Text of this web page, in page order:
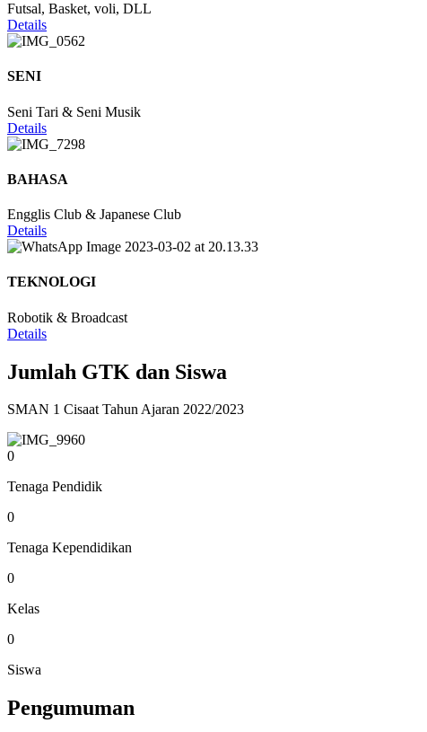
Futsal, Basket, voli, DLL
Details
SENI
Seni Tari & Seni Musik
Details
BAHASA
Engglis Club & Japanese Club
Details
TEKNOLOGI
Robotik & Broadcast
Details
Jumlah GTK dan Siswa
SMAN 1 Cisaat Tahun Ajaran 2022/2023
0
Tenaga Pendidik
0
Tenaga Kependidikan
0
Kelas
0
Siswa
Pengumuman